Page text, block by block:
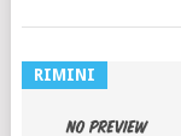
RIMINI